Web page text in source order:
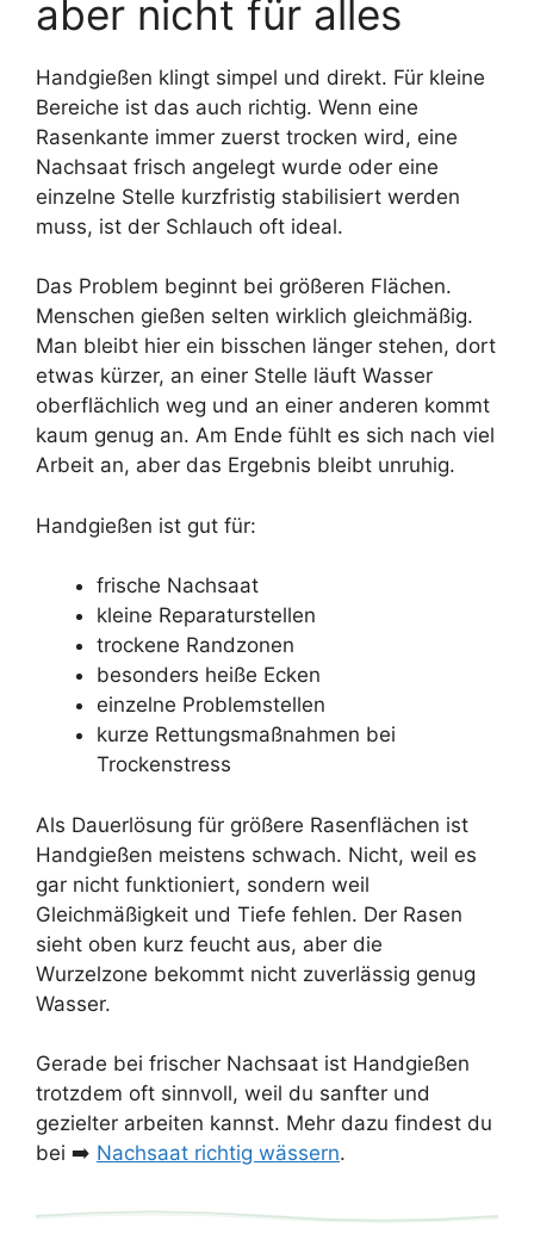
muss alles schaffen“.
3) Windig: Überlappung wichtiger – und besser zu ruhigen
Zeiten gießen.
aber nicht für alles
Handgießen klingt simpel und direkt. Für kleine
Bereiche ist das auch richtig. Wenn eine
Rasenkante immer zuerst trocken wird, eine
Nachsaat frisch angelegt wurde oder eine
einzelne Stelle kurzfristig stabilisiert werden
muss, ist der Schlauch oft ideal.
Das Problem beginnt bei größeren Flächen.
Menschen gießen selten wirklich gleichmäßig.
Man bleibt hier ein bisschen länger stehen, dort
etwas kürzer, an einer Stelle läuft Wasser
oberflächlich weg und an einer anderen kommt
kaum genug an. Am Ende fühlt es sich nach viel
Arbeit an, aber das Ergebnis bleibt unruhig.
Handgießen ist gut für:
frische Nachsaat
kleine Reparaturstellen
trockene Randzonen
besonders heiße Ecken
einzelne Problemstellen
kurze Rettungsmaßnahmen bei
Trockenstress
Als Dauerlösung für größere Rasenflächen ist
Handgießen meistens schwach. Nicht, weil es
gar nicht funktioniert, sondern weil
Gleichmäßigkeit und Tiefe fehlen. Der Rasen
sieht oben kurz feucht aus, aber die
Wurzelzone bekommt nicht zuverlässig genug
Wasser.
Gerade bei frischer Nachsaat ist Handgießen
trotzdem oft sinnvoll, weil du sanfter und
gezielter arbeiten kannst. Mehr dazu findest du
bei ➡️ Nachsaat richtig wässern.